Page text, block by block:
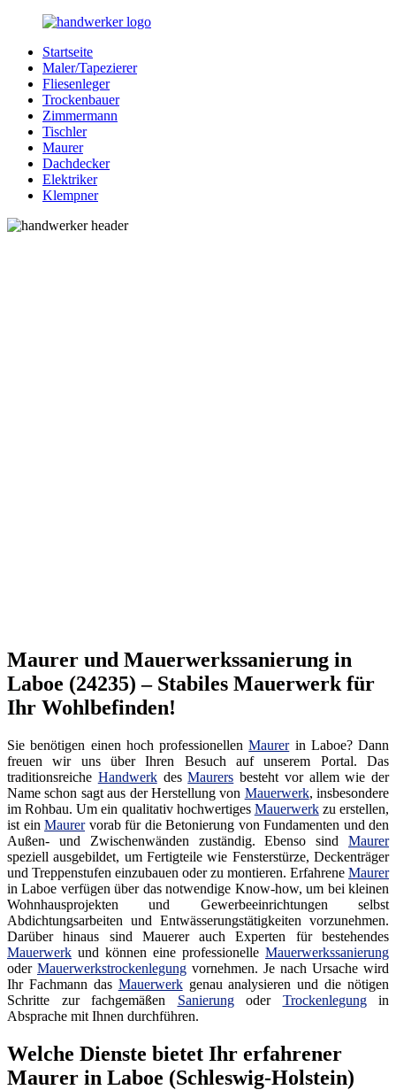
Zurück
Inhalt
Bessere-
Handwerker.de
Handwerker
Ihrer
Nähe
Startseite
Maler/Tapezierer
Fliesenleger
Trockenbauer
Zimmermann
Tischler
Maurer
Dachdecker
Elektriker
Klempner
Maurer und Mauerwerkssanierung in
Laboe (24235) – Stabiles Mauerwerk für
Ihr Wohlbefinden!
Sie benötigen einen hoch professionellenMaurerin Laboe? Dann
freuen wir uns über Ihren Besuch auf unserem Portal. Das
traditionsreiche HandwerkdesMaurers besteht vor allem wie der
Name schon sagt aus der Herstellung von Mauerwerk, insbesondere
im Rohbau. Um ein qualitativ hochwertiges Mauerwerkzu erstellen,
ist ein Maurervorab für die Betonierung von Fundamenten und den
Außen- und Zwischenwänden zuständig. Ebenso sind Maurer
speziell ausgebildet, um Fertigteile wie Fensterstürze, Deckenträger
und Treppenstufen einzubauen oder zu montieren. Erfahrene Maurer
in Laboe verfügen über das notwendige Know-how, um bei kleinen
Wohnhausprojekten und Gewerbeeinrichtungen selbst
Abdichtungsarbeiten und Entwässerungstätigkeiten vorzunehmen.
Darüber hinaus sind Mauerer auch Experten für bestehendes
Mauerwerk und können eine professionelle Mauerwerkssanierung
oder Mauerwerkstrockenlegung vornehmen. Je nach Ursache wird
Ihr Fachmann das Mauerwerkgenau analysieren und die nötigen
Schritte zur fachgemäßen Sanierungoder Trockenlegungin
Absprache mit Ihnen durchführen.
Welche Dienste bietet Ihr erfahrener
Maurer in Laboe (Schleswig-Holstein)